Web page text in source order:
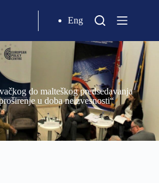
Eng
do malteškog predsedavanja
u doba neizvesnosti“